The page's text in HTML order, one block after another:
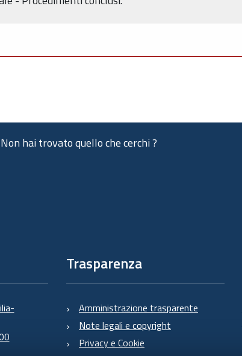
Non hai trovato quello che cerchi ?
Trasparenza
Amministrazione trasparente
Note legali e copyright
Privacy e Cookie